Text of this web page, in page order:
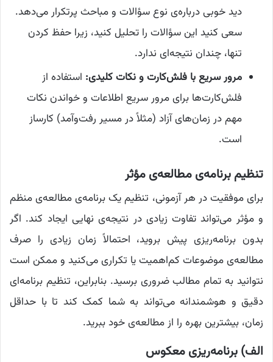
دید خوبی درباره‌ی نوع سؤالات و مباحث پرتکرار می‌دهد.
سعی کنید این سؤالات را تحلیل کنید، زیرا حفظ کردن
تنها، چندان نتیجه‌ای ندارد.
مرور سریع با فلش‌کارت و نکات کلیدی: استفاده از
فلش‌کارت‌ها برای مرور سریع اطلاعات و خواندن نکات
مهم در زمان‌های آزاد (مثلاً در مسیر رفت‌وآمد) کارساز
است.
تنظیم برنامه‌ی مطالعه‌ی مؤثر
برای موفقیت در هر آزمونی، تنظیم یک برنامه‌ی مطالعه‌ی منظم
و مؤثر می‌تواند تفاوت زیادی در نتیجه‌ی نهایی ایجاد کند. اگر
بدون برنامه‌ریزی پیش بروید، احتمالاً زمان زیادی را صرف
مطالعه‌ی موضوعات کم‌اهمیت یا تکراری می‌کنید و ممکن است
نتوانید به تمام مطالب ضروری برسید. بنابراین، تنظیم برنامه‌ای
دقیق و هوشمندانه می‌تواند به شما کمک کند تا با حداقل
زمان، بیشترین بهره را از مطالعه‌ی خود ببرید.
الف) برنامه‌ریزی معکوس